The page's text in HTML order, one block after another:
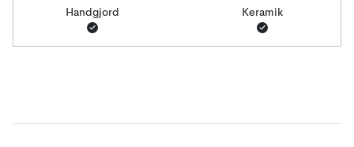
Handgjord Keramik